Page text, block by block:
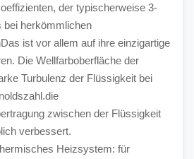
der typischerweise 3-
bei herkömmlichen
ist vor allem auf ihre einzigartige
Die Wellfarboberfläche der
Turbulenz der Flüssigkeit bei
zwischen der Flüssigkeit
verbessert.
Heizsystem: für